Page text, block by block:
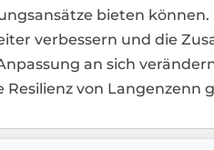
bieten
verbessern und die
an sich
von Langenzenn